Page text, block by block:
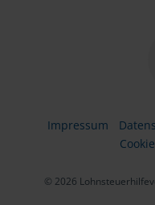
Impressum
© 2026